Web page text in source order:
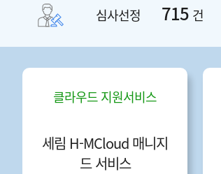
심사선정 715 건
클라우드 지원서비스
세림 H-MCloud 매니지
드 서비스